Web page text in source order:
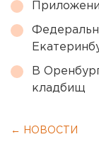
В
кладбищ
← НОВОСТИ